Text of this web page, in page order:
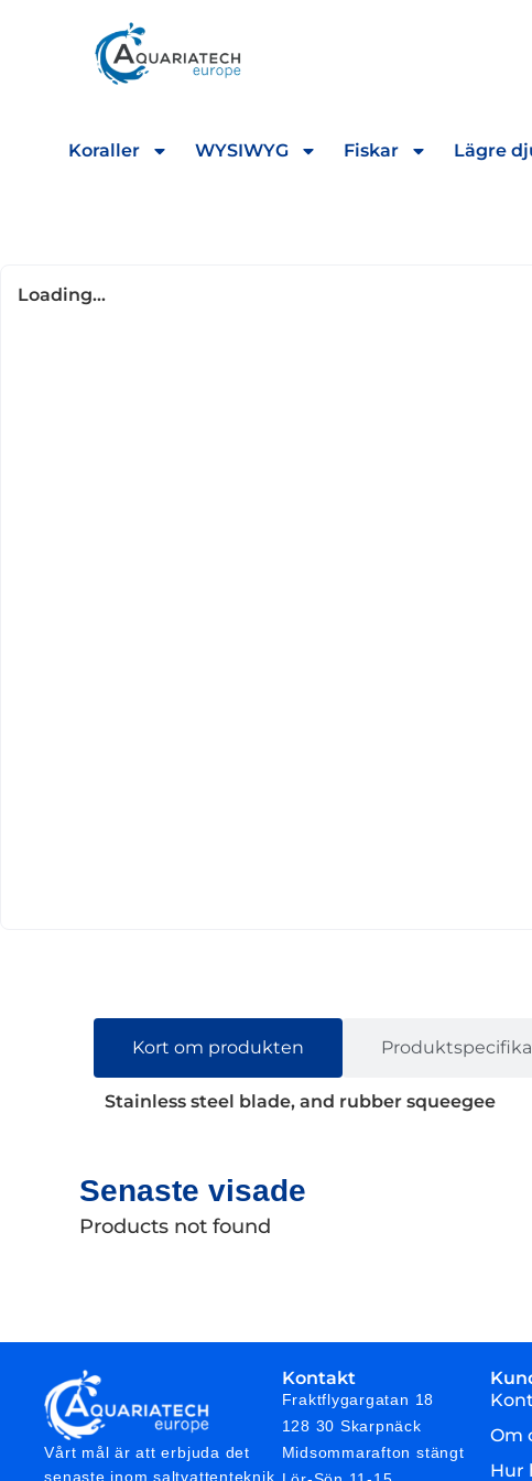
Koraller WYSIWYG Fiskar Lägre
Loading...
Kort om produkten
Stainless steel blade, and rubber squeegee
Senaste visade
Products not found
Vårt mål är att erbjuda det
senaste inom saltvattenteknik,
Kontakt
Fraktflygargatan 18
128 30 Skarpnäck
Midsommarafton stängt
Om
Hur